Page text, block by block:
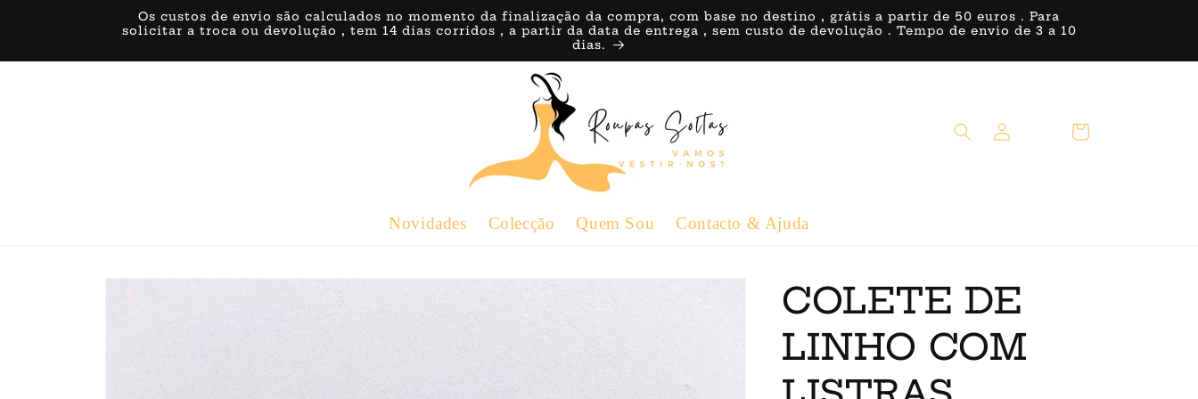
Os custos de envio são calculados no momento da finalização da compra, com base no destino , grátis a partir de 50 euros . Para
solicitar a troca ou devolução , tem 14 dias corridos , a partir da data de entrega , sem custo de devolução . Tempo de envio de 3 a 10
dias.
Novidades Colecção Quem Sou Contacto & Ajuda
sessão
Carrinho
COLETE DE
LINHO COM